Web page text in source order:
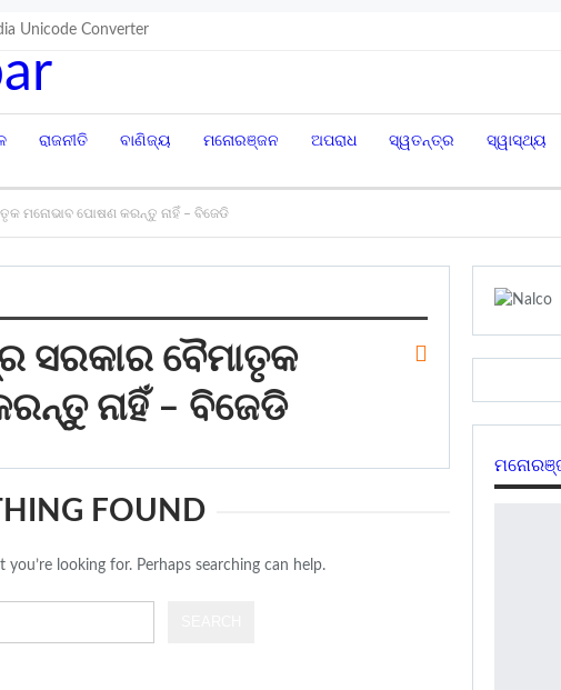
Unicode Converter
ରାଜନୀତି ବାଣିଜ୍ୟ ମନୋରଞ୍ଜନ ଅପରାଧ ସ୍ୱତନ୍ତ୍ର ସ୍ୱାସ୍ଥ୍ୟ
ମନୋଭାବ ପୋଷଣ କରନ୍ତୁ ନାହିଁ – ବିଜେଡି
ସରକାର ବୈମାତୃକ
ନାହିଁ – ବିଜେଡି
FOUND
you’re looking for. Perhaps searching can help.